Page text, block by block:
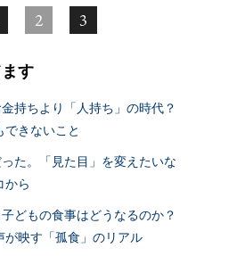
2 3
す
持ちより「人持ち」の時代？
きないこと
た。「見た目」を変えたいな
から
どもの食事はどうなるのか？
映す「孤食」のリアル